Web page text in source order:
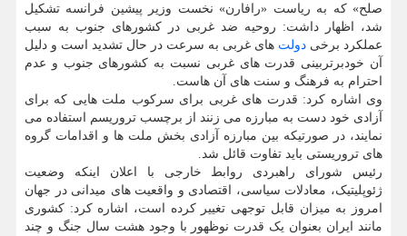
صلح» که به ریاست «رافارن» نخست وزیر پیشین فرانسه تشکیل
شد، اظهار داشت: روحیه ضد غربی در کشورهای جنوب به سبب
عملکرد برخی دولت های غربی به سرعت در حال تشدید است و دلیل
آن خودبرتربینی قدرت های غربی نسبت به کشورهای جنوب و عدم
احترام به فرهنگ و سنت های آن هاست.
وی اشاره کرد: قدرت های غربی برای سرکوب ملت هایی که برای
آزادی خود دست به مبارزه می زنند از برچسب تروریسم استفاده می
نمایند، در صورتیکه بین مبارزه آزادی بخش ملت ها و اقدامات گروه
های تروریستی باید تفاوت قائل شد.
رئیس شورای راهبردی روابط خارجی با اعلان اینکه وضعیت
ژئوپلیتیک، معادلات سیاسی، اقتصادی و واقعیت های میدانی در جهان
امروز به میزان قابل توجهی تغییر کرده است، اشاره کرد: کشوری
مانند ایران بعنوان یک قدرت نوظهور با وجود هشت سال جنگ و چند